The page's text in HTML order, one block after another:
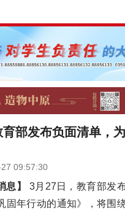
部发布负面清单，
09:57:30
息】
3月27日，教育部发
固年行动的通知》，将围